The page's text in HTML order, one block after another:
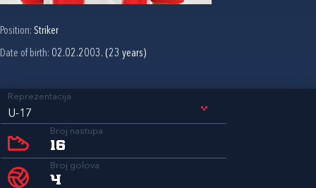
Position: Striker
Date of birth: 02.02.2003. (23 years)
Reprezentacija
U-17
Broj nastupa
16
Broj golova
4